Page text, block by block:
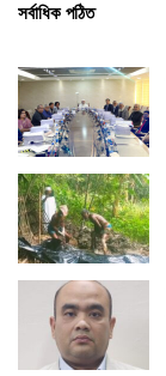
সর্বাধিক পঠিত